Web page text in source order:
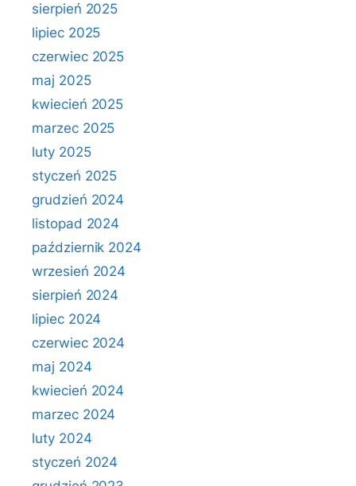
sierpień 2025
lipiec 2025
czerwiec 2025
maj 2025
kwiecień 2025
marzec 2025
luty 2025
styczeń 2025
grudzień 2024
listopad 2024
październik 2024
wrzesień 2024
sierpień 2024
lipiec 2024
czerwiec 2024
maj 2024
kwiecień 2024
marzec 2024
luty 2024
styczeń 2024